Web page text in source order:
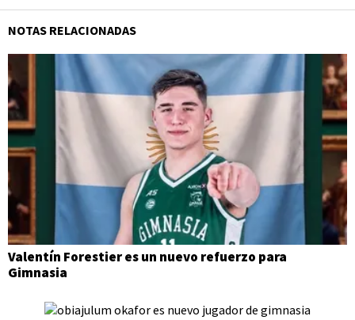
NOTAS RELACIONADAS
Valentín Forestier es un nuevo refuerzo para
Gimnasia